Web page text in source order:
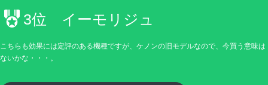
3位 イーモリジュ
こちらも効果には定評のある機種ですが、ケノンの旧モデルなので、今買う意味は
ないかな・・・。